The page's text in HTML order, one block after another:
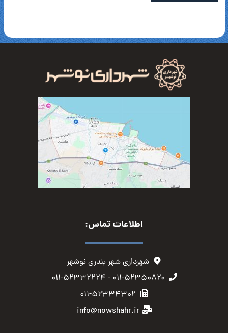
اطلاعات تماس:
شهرداری شهر بندری نوشهر
۰۱۱-۵۲۳۵۰۸۲۰ - ۰۱۱-۵۲۳۳۲۲۲۴
۰۱۱-۵۲۳۳۴۳۰۲
info@nowshahr.ir